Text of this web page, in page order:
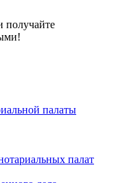
получайте
палаты
палат